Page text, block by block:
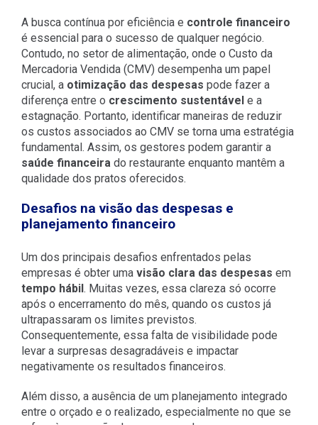
A busca contínua por eficiência e controle financeiro
é essencial para o sucesso de qualquer negócio.
Contudo, no setor de alimentação, onde o Custo da
Mercadoria Vendida (CMV) desempenha um papel
crucial, a otimização das despesas pode fazer a
diferença entre o crescimento sustentávele a
estagnação. Portanto, identificar maneiras de reduzir
os custos associados ao CMV se torna uma estratégia
fundamental. Assim, os gestores podem garantir a
saúde financeira do restaurante enquanto mantêm a
qualidade dos pratos oferecidos.
Desafios na visão das despesas e
planejamento financeiro
Um dos principais desafios enfrentados pelas
empresas é obter uma visão clara das despesas em
tempo hábil. Muitas vezes, essa clareza só ocorre
após o encerramento do mês, quando os custos já
ultrapassaram os limites previstos.
Consequentemente, essa falta de visibilidade pode
levar a surpresas desagradáveis e impactar
negativamente os resultados financeiros.
Além disso, a ausência de um planejamento integrado
entre o orçado e o realizado, especialmente no que se